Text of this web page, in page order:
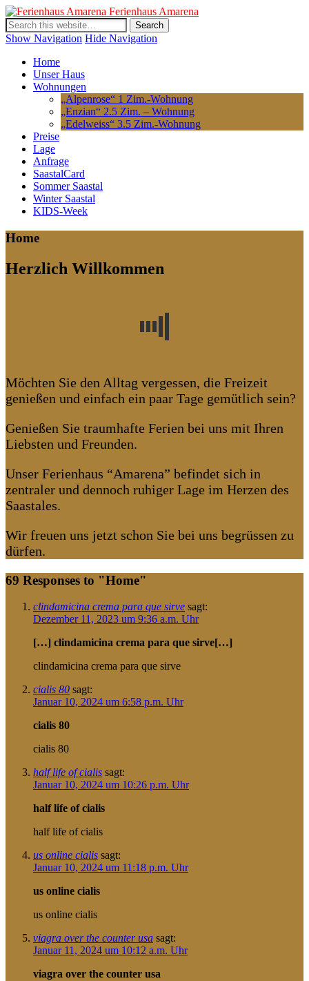
Ferienhaus Amarena
Show Navigation Hide Navigation
Home
Unser Haus
Wohnungen
„Alpenrose“ 1 Zim.-Wohnung
„Enzian“ 2.5 Zim. – Wohnung
„Edelweiss“ 3.5 Zim.-Wohnung
Preise
Lage
Anfrage
SaastalCard
Sommer Saastal
Winter Saastal
KIDS-Week
Home
Herzlich Willkommen
Möchten Sie den Alltag vergessen, die Freizeit
genießen und einfach ein paar Tage gemütlich sein?
Genießen Sie traumhafte Ferien bei uns mit Ihren
Liebsten und Freunden.
Unser Ferienhaus “Amarena” befindet sich in
zentraler und dennoch ruhiger Lage im Herzen des
Saastales.
Wir freuen uns jetzt schon Sie bei uns begrüssen zu
dürfen.
69 Responses to "Home"
clindamicina crema para que sirve sagt:
Dezember 11, 2023 um 9:36 a.m. Uhr
[…] clindamicina crema para que sirve[…]
clindamicina crema para que sirve
cialis 80 sagt:
Januar 10, 2024 um 6:58 p.m. Uhr
cialis 80
cialis 80
half life of cialis sagt:
Januar 10, 2024 um 10:26 p.m. Uhr
half life of cialis
half life of cialis
us online cialis sagt:
Januar 10, 2024 um 11:18 p.m. Uhr
us online cialis
us online cialis
viagra over the counter usa sagt:
Januar 11, 2024 um 10:12 a.m. Uhr
viagra over the counter usa